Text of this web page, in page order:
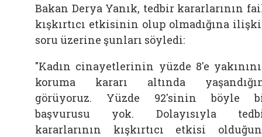
Bakan Derya Yanık, tedbir kararlarının
kışkırtıcı etkisinin olup olmadığına
soru üzerine şunları söyledi:
"Kadın cinayetlerinin yüzde 8'e
koruma kararı altında
görüyoruz. Yüzde 92'sinin böyle
başvurusu yok. Dolayısıyla
kararlarının kışkırtıcı etkisi